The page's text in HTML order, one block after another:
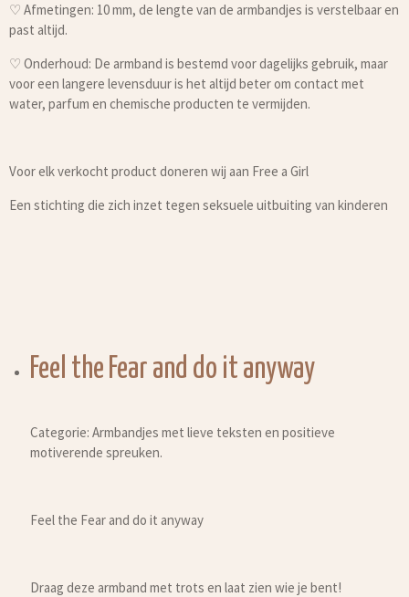
♡ Afmetingen: 10 mm, de lengte van de armbandjes is verstelbaar en
past altijd.
♡ Onderhoud: De armband is bestemd voor dagelijks gebruik, maar
voor een langere levensduur is het altijd beter om contact met
water, parfum en chemische producten te vermijden.
Voor elk verkocht product doneren wij aan Free a Girl
Een stichting die zich inzet tegen seksuele uitbuiting van kinderen
Feel the Fear and do it anyway
Categorie: Armbandjes met lieve teksten en positieve
motiverende spreuken.
Feel the Fear and do it anyway
Draag deze armband met trots en laat zien wie je bent!